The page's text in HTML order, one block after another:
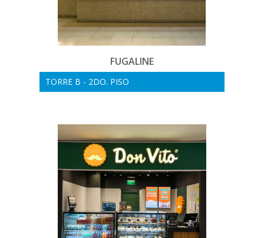
FUGALINE
TORRE B - 2DO. PISO